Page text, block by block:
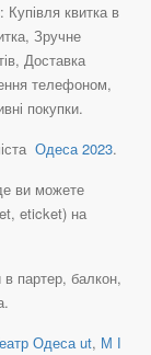
Купівля квитка в
Зручне
Доставка
телефоном,
покупки.
Одеса 2023.
ви можете
eticket) на
партер, балкон,
Одеса ut, М І